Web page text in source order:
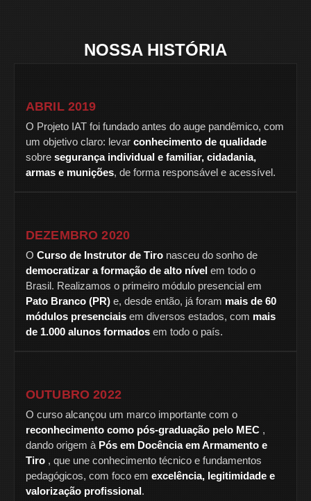
NOSSA HISTÓRIA
ABRIL 2019
O Projeto IAT foi fundado antes do auge pandêmico, com
um objetivo claro: levar conhecimento de qualidade
sobre segurança individual e familiar, cidadania,
armas e munições, de forma responsável e acessível.
DEZEMBRO 2020
O Curso de Instrutor de Tiro nasceu do sonho de
democratizar a formação de alto nível em todo o
Brasil. Realizamos o primeiro módulo presencial em
Pato Branco (PR) e, desde então, já foram mais de 60
módulos presenciais em diversos estados, com mais
de 1.000 alunos formados em todo o país.
OUTUBRO 2022
O curso alcançou um marco importante com o
reconhecimento como pós-graduação pelo MEC ,
dando origem à Pós em Docência em Armamento e
Tiro , que une conhecimento técnico e fundamentos
pedagógicos, com foco em excelência, legitimidade e
valorização profissional.